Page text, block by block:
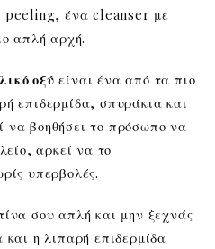
peeling, ένα cleanser με
απλή αρχή.
οξύ είναι ένα από τα πιο
επιδερμίδα, σπυράκια και
να βοηθήσει το πρόσωπο να
αρκεί να το
υπερβολές.
σου απλή και μην ξεχνάς
η λιπαρή επιδερμίδα